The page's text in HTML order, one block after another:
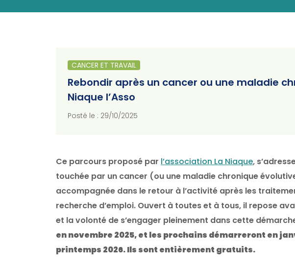
CANCER ET TRAVAIL
Rebondir après un cancer ou une maladie
Niaque l’Asso
Posté le : 29/10/2025
Ce parcours proposé par l’association La Niaque,
touchée par un cancer (ou une maladie chronique
accompagnée dans le retour à l’activité après les
recherche d’emploi. Ouvert à toutes et à tous, il repose
et la volonté de s’engager pleinement dans cette
en novembre 2025, et les prochains démarreront en
printemps 2026. Ils sont entièrement gratuits.